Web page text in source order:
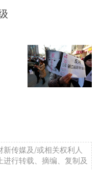
传媒及/或相关权利人
行转载、摘编、复制及